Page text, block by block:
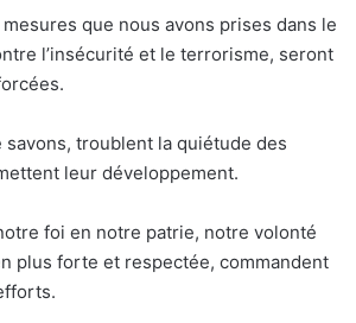
mesures que nous avons prises dans le
l’insécurité et le terrorisme, seront
savons, troublent la quiétude des
leur développement.
foi en notre patrie, notre volonté
plus forte et respectée, commandent